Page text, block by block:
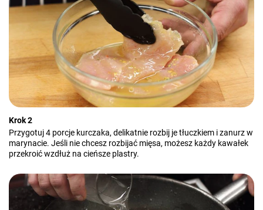
Krok 2
Przygotuj 4 porcje kurczaka, delikatnie rozbij je tłuczkiem i zanurz w
marynacie. Jeśli nie chcesz rozbijać mięsa, możesz każdy kawałek
przekroić wzdłuż na cieńsze plastry.